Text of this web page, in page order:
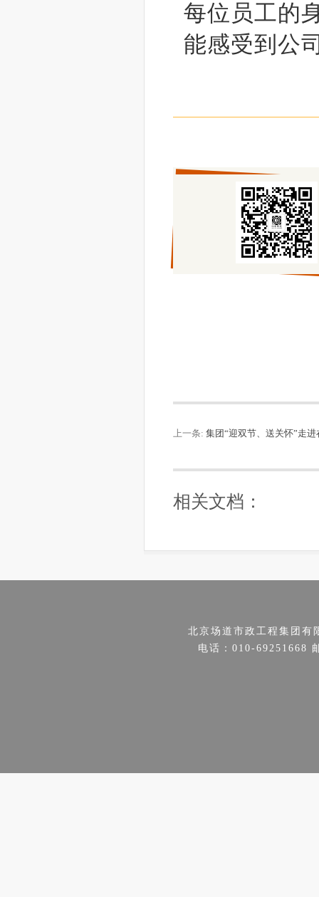
每位员工的
能感受到公
上一条: 集团“迎双节、送关怀”走
相关文档：
北京场道市政工程集团有
电话：010-69251668